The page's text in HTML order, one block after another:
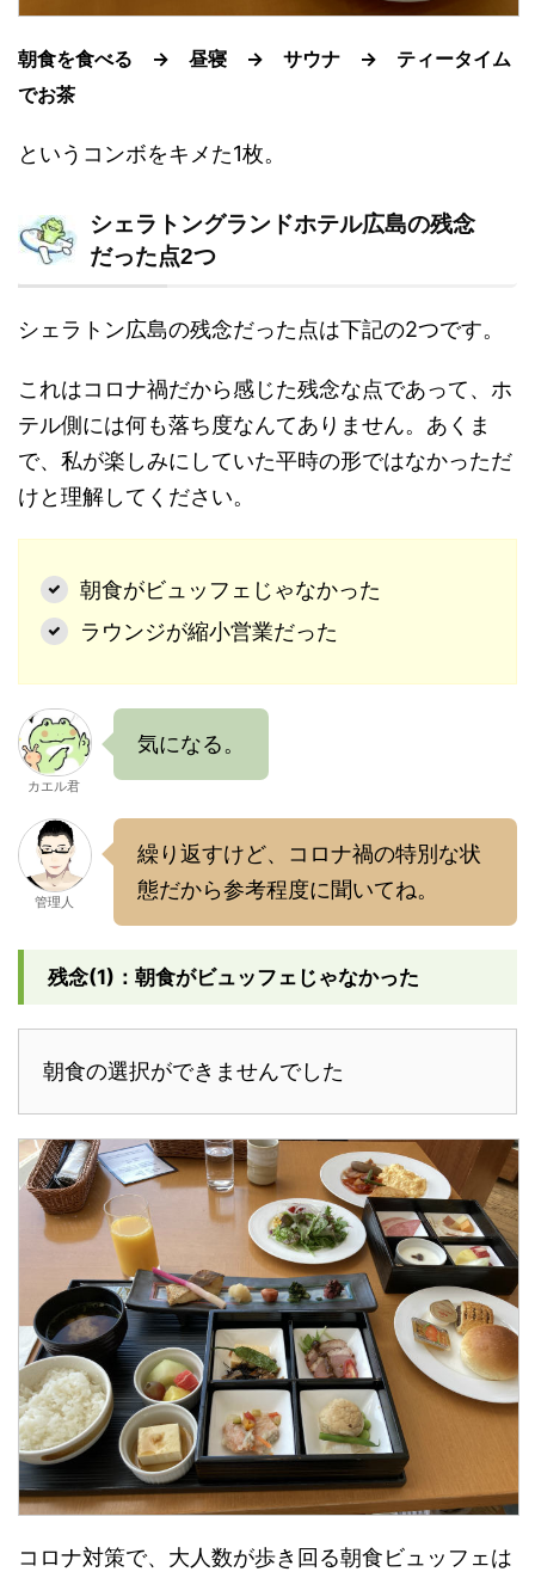
朝食を食べる → 昼寝 → サウナ → ティータイム
でお茶
というコンボをキメた1枚。
シェラトングランドホテル広島の残念
だった点2つ
シェラトン広島の残念だった点は下記の2つです。
これはコロナ禍だから感じた残念な点であって、ホ
テル側には何も落ち度なんてありません。あくま
で、私が楽しみにしていた平時の形ではなかっただ
けと理解してください。
朝食がビュッフェじゃなかった
ラウンジが縮小営業だった
カエル君
気になる。
管理人
繰り返すけど、コロナ禍の特別な状
態だから参考程度に聞いてね。
残念(1)：朝食がビュッフェじゃなかった
朝食の選択ができませんでした
コロナ対策で、大人数が歩き回る朝食ビュッフェは